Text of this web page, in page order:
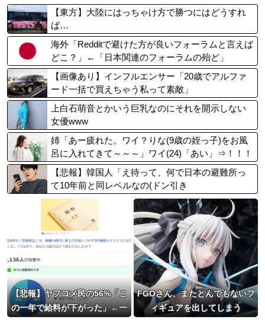
【東方】大陸にはっちゃけ方で勝つにはどうすれ
ば…
海外「Redditで避けた方が良いフォーラムと言えば
どこ？」←「日本関連のフォーラムの殆ど」
【画像あり】インフルエンサー「20歳でアルファ
ード一括で買えちゃう私って素敵」
上白石萌音とかいう巨乳なのにそれを開示しない
女優www
姉「あー疲れた。ワイ？りな(9歳の姪っ子)をお風
呂に入れてきて～～～」ワイ(24)「あい」⇒！！！
【悲報】韓国人「え待って、何で日本の避難所っ
て10年前と同レベルなの(ドン引き
【悲報】ヤフコメ民の56%「こ
の一年で給料が下がった」←一
FGOさん、またとんでもないフ
ィギュアを出してしまう